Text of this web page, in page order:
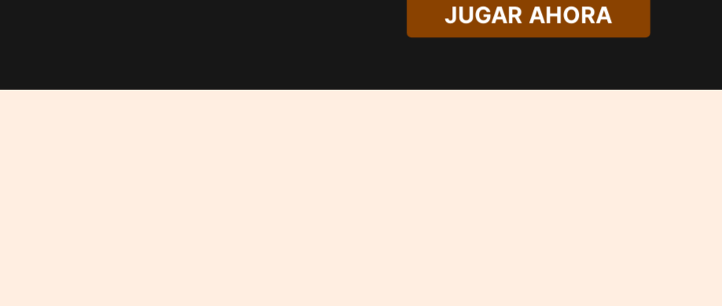
JUGAR AHORA